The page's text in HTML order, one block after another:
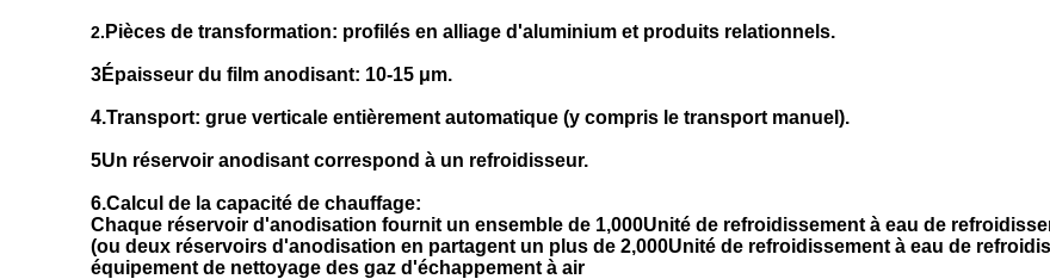
2. Pièces de transformation: profilés en alliage d'aluminium et produits relationnels.
3Épaisseur du film anodisant: 10-15 μm.
4.Transport: grue verticale entièrement automatique (y compris le transport manuel).
5Un réservoir anodisant correspond à un refroidisseur.
6.Calcul de la capacité de chauffage:
Chaque réservoir d'anodisation fournit un ensemble de 1,000Unité de refroidissement à eau de
(ou deux réservoirs d'anodisation en partagent un plus de 2,000Unité de refroidissement à eau de
équipement de nettoyage des gaz d'échappement à air